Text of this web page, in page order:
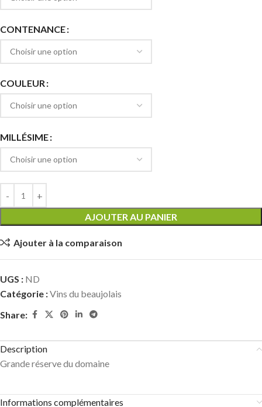
CONTENANCE
COULEUR
MILLÉSIME
AJOUTER AU PANIER
Ajouter à la comparaison
UGS : ND
Catégorie :Vins du beaujolais
Share:
Description
Grande réserve du domaine
Informations complémentaires